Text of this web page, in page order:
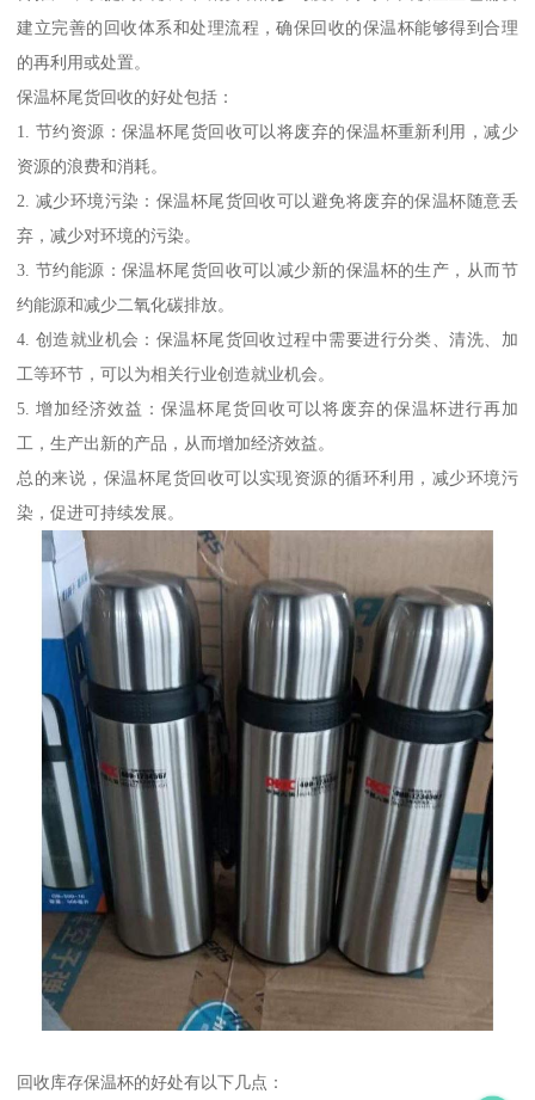
建立完善的回收体系和处理流程，确保回收的保温杯能够得到合理
的再利用或处置。
保温杯尾货回收的好处包括：
1. 节约资源：保温杯尾货回收可以将废弃的保温杯重新利用，减少
资源的浪费和消耗。
2. 减少环境污染：保温杯尾货回收可以避免将废弃的保温杯随意丢
弃，减少对环境的污染。
3. 节约能源：保温杯尾货回收可以减少新的保温杯的生产，从而节
约能源和减少二氧化碳排放。
4. 创造就业机会：保温杯尾货回收过程中需要进行分类、清洗、加
工等环节，可以为相关行业创造就业机会。
5. 增加经济效益：保温杯尾货回收可以将废弃的保温杯进行再加
工，生产出新的产品，从而增加经济效益。
总的来说，保温杯尾货回收可以实现资源的循环利用，减少环境污
染，促进可持续发展。
回收库存保温杯的好处有以下几点：